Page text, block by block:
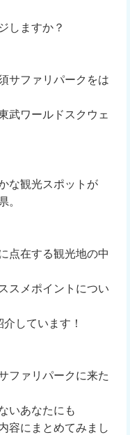
しますか？
サファリパークをは
武ワールドスクウェ
な観光スポットが
。
点在する観光地の中
スメポイントについ
しています！
ファリパークに来た
いあなたにも
容にまとめてみまし